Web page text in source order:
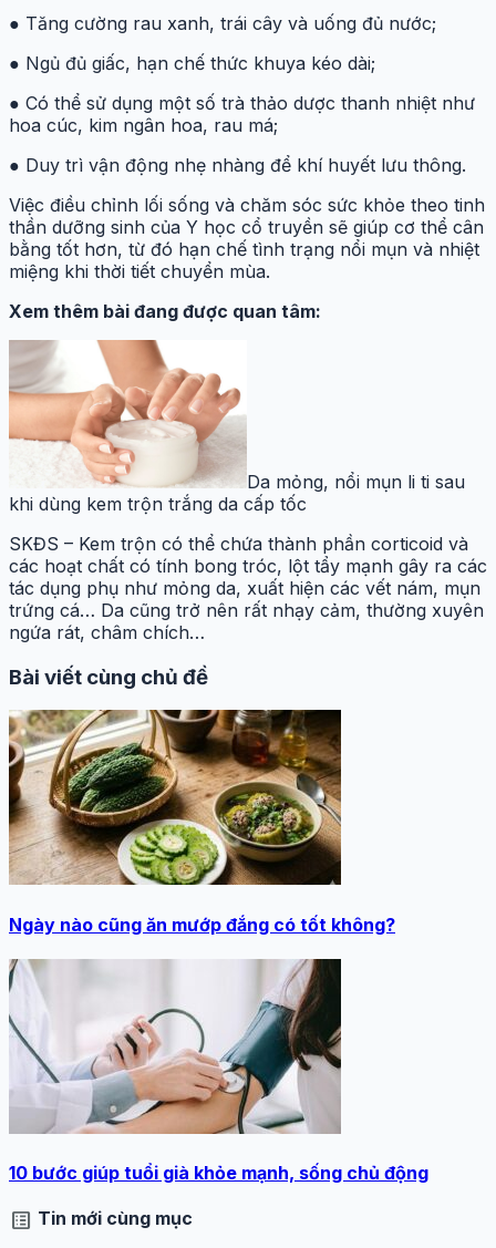
● Tăng cường rau xanh, trái cây và uống đủ nước;
● Ngủ đủ giấc, hạn chế thức khuya kéo dài;
● Có thể sử dụng một số trà thảo dược thanh nhiệt như
hoa cúc, kim ngân hoa, rau má;
● Duy trì vận động nhẹ nhàng để khí huyết lưu thông.
Việc điều chỉnh lối sống và chăm sóc sức khỏe theo tinh
thần dưỡng sinh của Y học cổ truyền sẽ giúp cơ thể cân
bằng tốt hơn, từ đó hạn chế tình trạng nổi mụn và nhiệt
miệng khi thời tiết chuyển mùa.
Xem thêm bài đang được quan tâm:
Da mỏng, nổi mụn li ti sau
khi dùng kem trộn trắng da cấp tốc
SKĐS – Kem trộn có thể chứa thành phần corticoid và
các hoạt chất có tính bong tróc, lột tẩy mạnh gây ra các
tác dụng phụ như mỏng da, xuất hiện các vết nám, mụn
trứng cá… Da cũng trở nên rất nhạy cảm, thường xuyên
ngứa rát, châm chích…
Bài viết cùng chủ đề
Ngày nào cũng ăn mướp đắng có tốt không?
10 bước giúp tuổi già khỏe mạnh, sống chủ động
list_alt Tin mới cùng mục